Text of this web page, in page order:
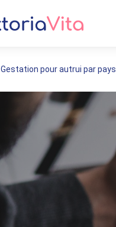
Gestation pour autrui par pays